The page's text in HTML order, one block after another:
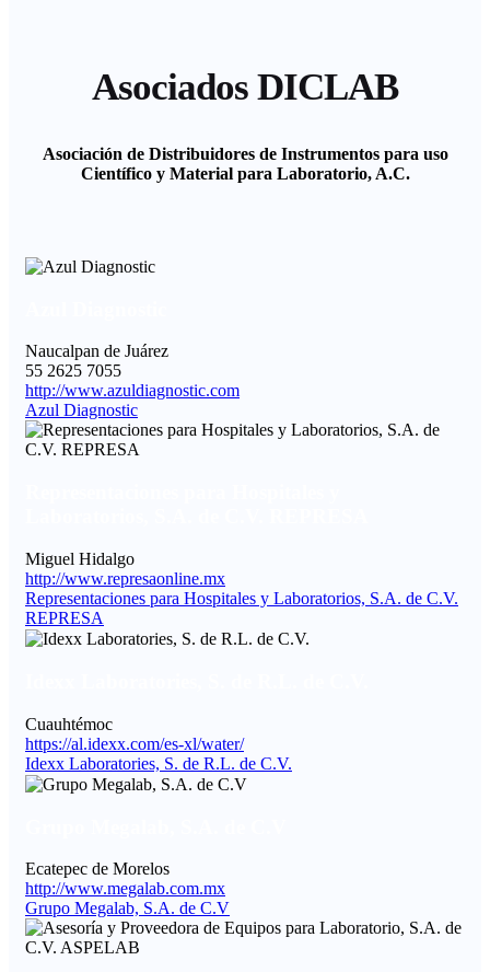
Asociados DICLAB
Asociación de Distribuidores de Instrumentos para uso
Científico y Material para Laboratorio, A.C.
Naucalpan de Juárez
55 2625 7055
http://www.azuldiagnostic.com
Azul Diagnostic
Miguel Hidalgo
http://www.represaonline.mx
Representaciones para Hospitales y Laboratorios, S.A. de C.V.
REPRESA
Cuauhtémoc
https://al.idexx.com/es-xl/water/
Idexx Laboratories, S. de R.L. de C.V.
Ecatepec de Morelos
http://www.megalab.com.mx
Grupo Megalab, S.A. de C.V